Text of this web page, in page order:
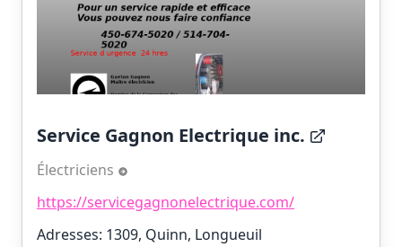
Service Gagnon Electrique inc.
Électriciens
https://servicegagnonelectrique.com/
Adresses: 1309, Quinn, Longueuil